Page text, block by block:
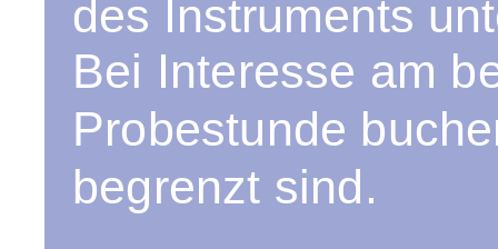
des Instruments
Bei Interesse am
Probestunde
begrenzt sind.